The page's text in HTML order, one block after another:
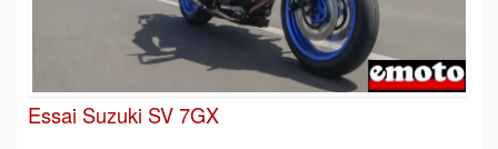
Essai Suzuki SV 7GX